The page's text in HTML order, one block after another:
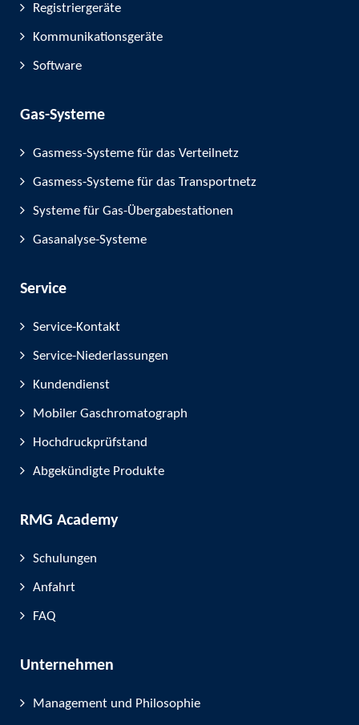
Registriergeräte
Kommunikationsgeräte
Software
Gas-Systeme
Gasmess-Systeme für das Verteilnetz
Gasmess-Systeme für das Transportnetz
Systeme für Gas-Übergabestationen
Gasanalyse-Systeme
Service
Service-Kontakt
Service-Niederlassungen
Kundendienst
Mobiler Gaschromatograph
Hochdruckprüfstand
Abgekündigte Produkte
RMG Academy
Schulungen
Anfahrt
FAQ
Unternehmen
Management und Philosophie